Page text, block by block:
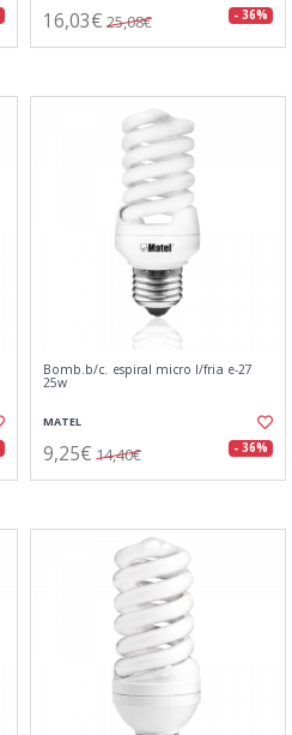
16,03€ 25,08€ - 36%
Bomb.b/c. espiral micro l/fria e-27
25w
MATEL
9,25€ 14,40€ - 36%